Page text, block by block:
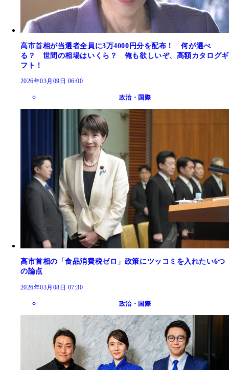
高市首相が当選者全員に3万4000円分を配布！ 何が選べ
る？ 世間の相場はいくら？ 俺も欲しいぞ、高額カタログギ
フト！
2026年03月09日 06:00
政治・国際
高市首相の「食品消費税ゼロ」政策にツッコミを入れたい6つ
の論点
2026年03月08日 07:30
政治・国際